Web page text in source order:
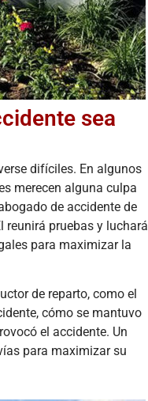
sea
difíciles. En algunos
merecen alguna culpa
de accidente de
reunirá pruebas y luchará
para maximizar la
de reparto, como el
cómo se mantuvo
el accidente. Un
para maximizar su